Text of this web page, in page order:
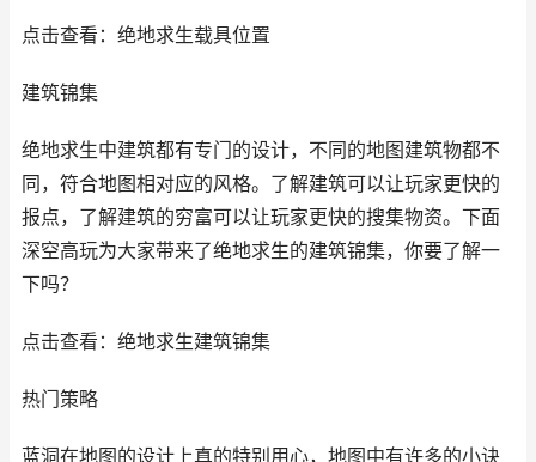
点击查看：绝地求生载具位置
建筑锦集
绝地求生中建筑都有专门的设计，不同的地图建筑物都不
同，符合地图相对应的风格。了解建筑可以让玩家更快的
报点，了解建筑的穷富可以让玩家更快的搜集物资。下面
深空高玩为大家带来了绝地求生的建筑锦集，你要了解一
下吗？
点击查看：绝地求生建筑锦集
热门策略
蓝洞在地图的设计上真的特别用心，地图中有许多的小诀